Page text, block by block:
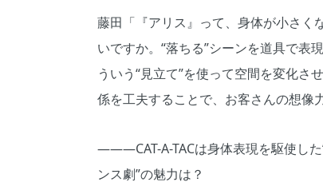
藤田「『アリス』って、身体が小さく
いですか。“落ちる”シーンを道具で表
ういう“見立て”を使って空間を変化
係を工夫することで、お客さんの想像
―――CAT-A-TACは身体表現を駆使した
ンス劇”の魅力は？